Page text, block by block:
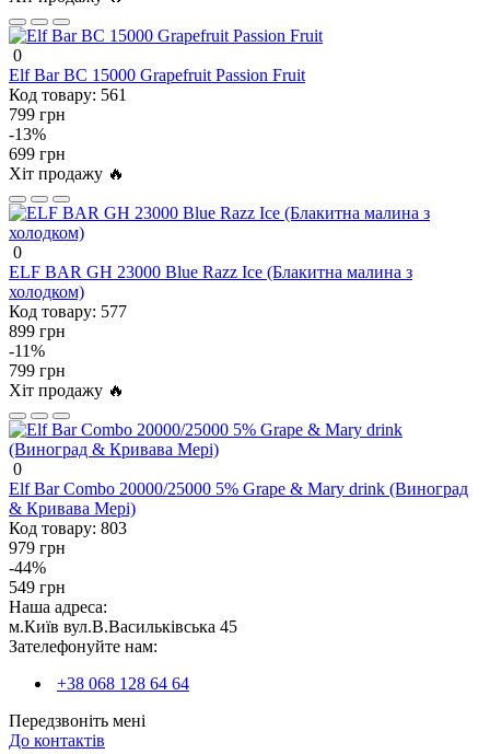
0
Elf Bar BC 15000 Grapefruit Passion Fruit
Код товару: 561
799 грн
-13%
699 грн
Хіт продажу 🔥
0
ELF BAR GH 23000 Blue Razz Ice (Блакитна малина з
холодком)
Код товару: 577
899 грн
-11%
799 грн
Хіт продажу 🔥
0
Elf Bar Combo 20000/25000 5% Grape & Mary drink (Виноград
& Кривава Мері)
Код товару: 803
979 грн
-44%
549 грн
Наша адреса:
м.Київ вул.В.Васильківська 45
Зателефонуйте нам:
+38 068 128 64 64
Передзвоніть мені
До контактів